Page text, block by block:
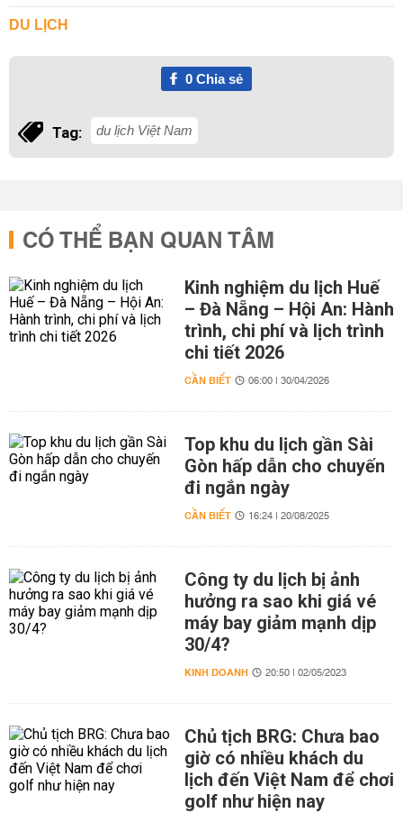
DU LỊCH
0Chia sẻ
Tag: du lịch Việt Nam
CÓ THỂ BẠN QUAN TÂM
Kinh nghiệm du lịch Huế
– Đà Nẵng – Hội An: Hành
trình, chi phí và lịch trình
chi tiết 2026
CẦN BIẾT 06:00 | 30/04/2026
Top khu du lịch gần Sài
Gòn hấp dẫn cho chuyến
đi ngắn ngày
CẦN BIẾT 16:24 | 20/08/2025
Công ty du lịch bị ảnh
hưởng ra sao khi giá vé
máy bay giảm mạnh dịp
30/4?
KINH DOANH 20:50 | 02/05/2023
Chủ tịch BRG: Chưa bao
giờ có nhiều khách du
lịch đến Việt Nam để chơi
golf như hiện nay